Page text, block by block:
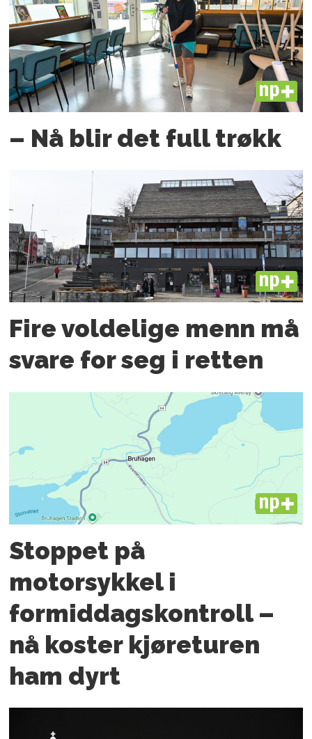
PLUS
– Nå blir det full trøkk
PLUS
Fire voldelige menn må
svare for seg i retten
PLUS
Stoppet på
motorsykkel i
formiddagskontroll –
nå koster kjøreturen
ham dyrt